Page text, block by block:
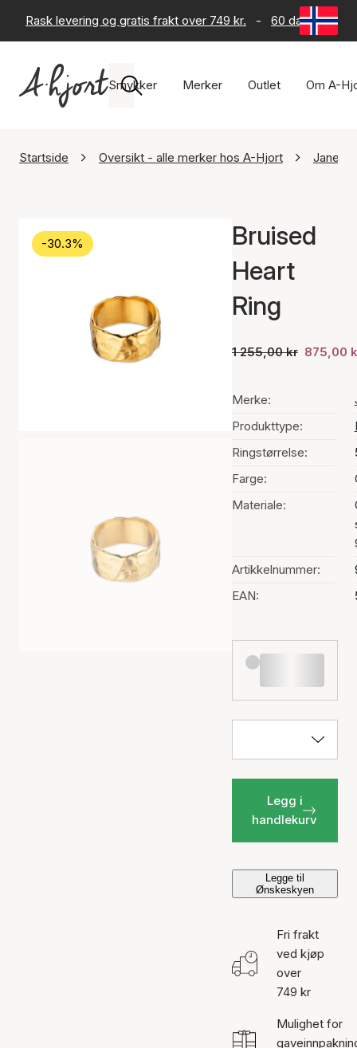
Rask levering og gratis frakt over 749 kr. - 60 dagers
Smykker Merker Outlet Om A-
Startside Oversikt - alle merker hos A-Hjort Jane
-30.3%
Bruised
Heart
Ring
1 255,00 kr 875,00
Merke:
Produkttype:
Ringstørrelse:
Farge:
Materiale:
Artikkelnummer:
EAN:
Legg i
handlekurv
Legge til
Ønskeskyen
Fri frakt
ved kjøp
over
749 kr
Mulighet for